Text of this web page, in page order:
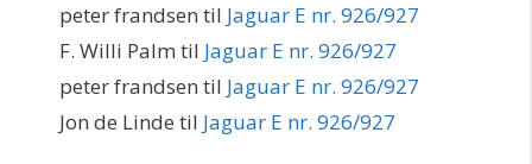
peter frandsen til Jaguar E nr. 926/927
F. Willi Palm til Jaguar E nr. 926/927
peter frandsen til Jaguar E nr. 926/927
Jon de Linde til Jaguar E nr. 926/927